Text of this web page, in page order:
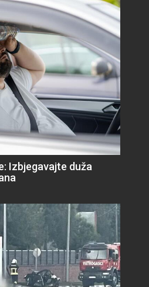
Izbjegavajte duža